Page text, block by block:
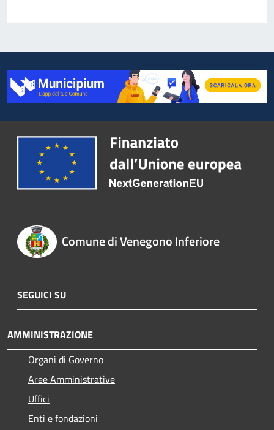
Comune di Venegono Inferiore
SEGUICI SU
AMMINISTRAZIONE
Organi di Governo
Aree Amministrative
Uffici
Enti e fondazioni